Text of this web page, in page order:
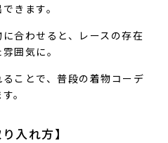
きます。
合わせると、レースの存在
囲気に。
ことで、普段の着物コーデ
。
入れ方】